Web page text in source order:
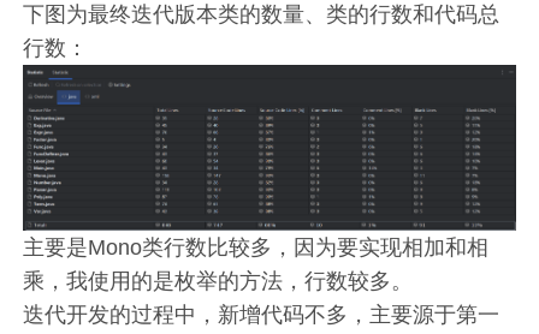
下图为最终迭代版本类的数量、类的行数和代码总
行数：
主要是Mono类行数比较多，因为要实现相加和相
乘，我使用的是枚举的方法，行数较多。
迭代开发的过程中，新增代码不多，主要源于第一